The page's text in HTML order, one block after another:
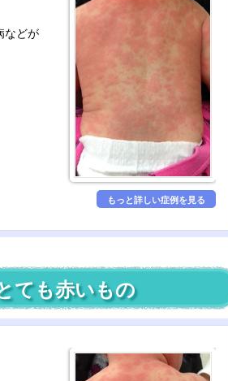
などが
もっと詳しい症例を見る
ても赤いもの